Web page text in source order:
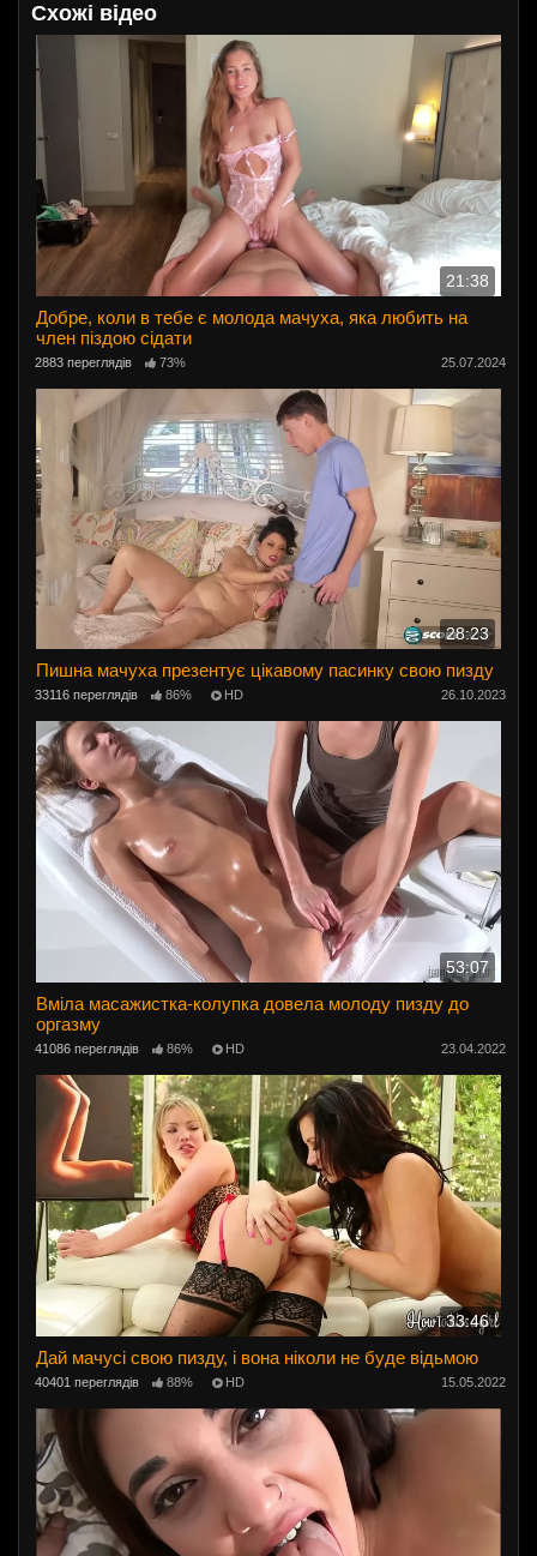
Схожі відео
21:38
Добре, коли в тебе є молода мачуха, яка любить на
член піздою сідати
2883 переглядів 73% 25.07.2024
28:23
Пишна мачуха презентує цікавому пасинку свою пизду
33116 переглядів 86% HD 26.10.2023
53:07
Вміла масажистка-колупка довела молоду пизду до
оргазму
41086 переглядів 86% HD 23.04.2022
33:46
Дай мачусі свою пизду, і вона ніколи не буде відьмою
40401 переглядів 88% HD 15.05.2022